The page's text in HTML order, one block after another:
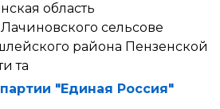
область
сельсове
района Пензенской
та
"Единая Россия"